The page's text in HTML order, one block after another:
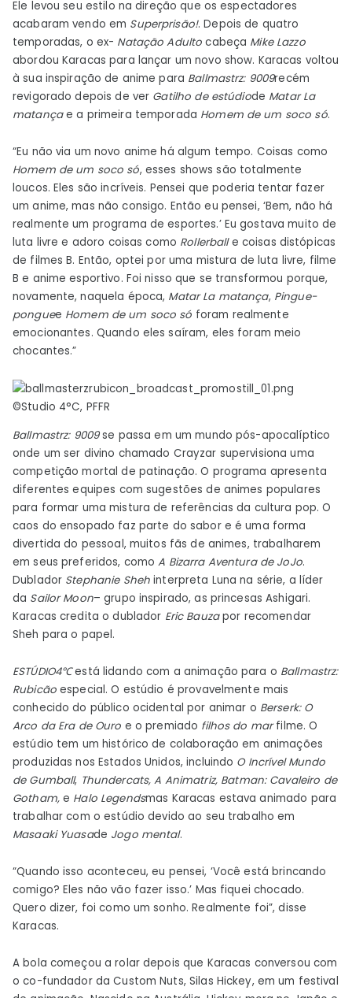
Ele levou seu estilo na direção que os espectadores
acabaram vendo em Superprisão!. Depois de quatro
temporadas, o ex- Natação Adulto cabeça Mike Lazzo
abordou Karacas para lançar um novo show. Karacas voltou
à sua inspiração de anime para Ballmastrz: 9009recém
revigorado depois de ver Gatilho de estúdiode Matar La
matançae a primeira temporada Homem de um soco só.
“Eu não via um novo anime há algum tempo. Coisas como
Homem de um soco só, esses shows são totalmente
loucos. Eles são incríveis. Pensei que poderia tentar fazer
um anime, mas não consigo. Então eu pensei, ‘Bem, não há
realmente um programa de esportes.’ Eu gostava muito de
luta livre e adoro coisas como Rollerballe coisas distópicas
de filmes B. Então, optei por uma mistura de luta livre, filme
B e anime esportivo. Foi nisso que se transformou porque,
novamente, naquela época, Matar La matança, Pingue-
ponguee Homem de um soco só foram realmente
emocionantes. Quando eles saíram, eles foram meio
chocantes.”
©Studio 4°C, PFFR
Ballmastrz: 9009se passa em um mundo pós-apocalíptico
onde um ser divino chamado Crayzar supervisiona uma
competição mortal de patinação. O programa apresenta
diferentes equipes com sugestões de animes populares
para formar uma mistura de referências da cultura pop. O
caos do ensopado faz parte do sabor e é uma forma
divertida do pessoal, muitos fãs de animes, trabalharem
em seus preferidos, comoA Bizarra Aventura de JoJo.
Dublador Stephanie Sheh interpreta Luna na série, a líder
da Sailor Moon– grupo inspirado, as princesas Ashigari.
Karacas credita o dublador Eric Bauzapor recomendar
Sheh para o papel.
ESTÚDIO4℃está lidando com a animação para o Ballmastrz:
Rubicãoespecial. O estúdio é provavelmente mais
conhecido do público ocidental por animar o Berserk: O
Arco da Era de Ouro e o premiado filhos do marfilme. O
estúdio tem um histórico de colaboração em animações
produzidas nos Estados Unidos, incluindo O Incrível Mundo
de Gumball, Thundercats,A Animatriz, Batman: Cavaleiro de
Gotham,e Halo Legendsmas Karacas estava animado para
trabalhar com o estúdio devido ao seu trabalho em
Masaaki Yuasade Jogo mental.
“Quando isso aconteceu, eu pensei, ‘Você está brincando
comigo? Eles não vão fazer isso.’ Mas fiquei chocado.
Quero dizer, foi como um sonho. Realmente foi”, disse
Karacas.
A bola começou a rolar depois que Karacas conversou com
o co-fundador da Custom Nuts, Silas Hickey, em um festival